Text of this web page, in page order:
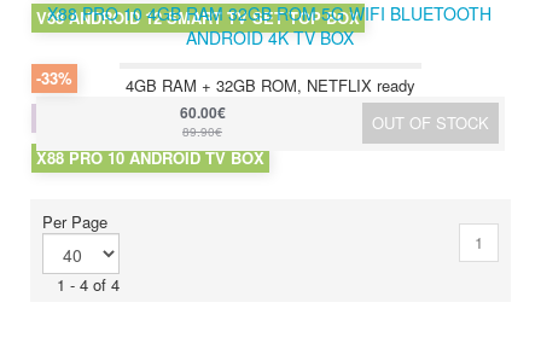
V88 ANDROID 12 SMART TV SET TOP BOX
X88 PRO 10 4GB RAM 32GB ROM 5G WIFI BLUETOOTH
ANDROID 4K TV BOX
4GB RAM + 32GB ROM, NETFLIX ready
-33%
X88 PRO 10 ANDROID TV BOX
OUT OF STOCK
60.00€
89.90€
Per Page
1 - 4 of 4
1